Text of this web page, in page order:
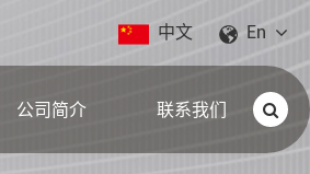
中文 En
公司简介 联系我们